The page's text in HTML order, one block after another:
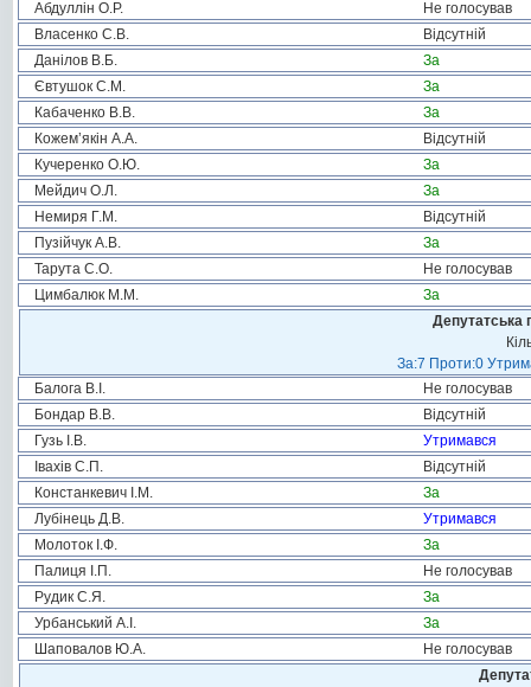
Абдуллін О.Р.
Не голосував
Власенко С.В.
Відсутній
Данілов В.Б.
За
Євтушок С.М.
За
Кабаченко В.В.
За
Кожем’якін А.А.
Відсутній
Кучеренко О.Ю.
За
Мейдич О.Л.
За
Немиря Г.М.
Відсутній
Пузійчук А.В.
За
Тарута С.О.
Не голосував
Цимбалюк М.М.
За
Депутатська
За:7 Проти:0
Балога В.І.
Не голосував
Бондар В.В.
Відсутній
Гузь І.В.
Утримався
Івахів С.П.
Відсутній
Констанкевич І.М.
За
Лубінець Д.В.
Утримався
Молоток І.Ф.
За
Палиця І.П.
Не голосував
Рудик С.Я.
За
Урбанський А.І.
За
Шаповалов Ю.А.
Не голосував